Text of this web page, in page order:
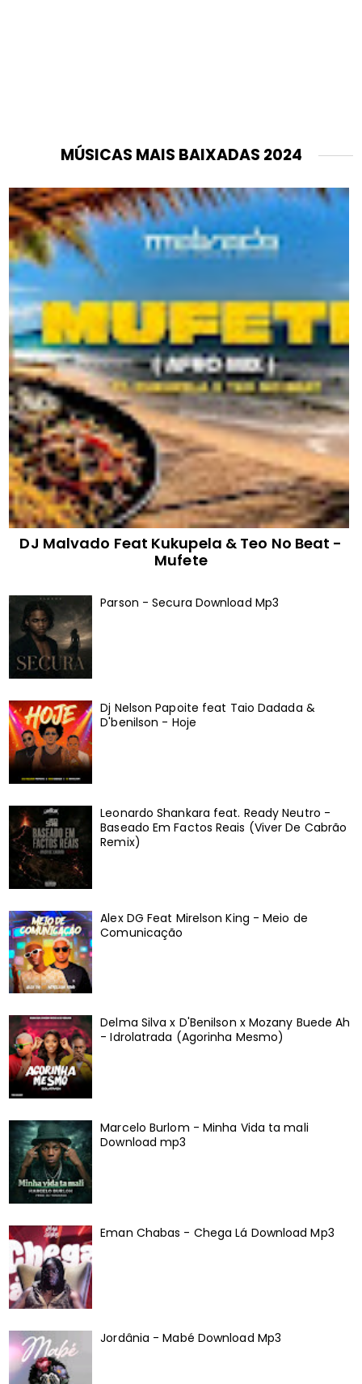
MÚSICAS MAIS BAIXADAS 2024
DJ Malvado Feat Kukupela & Teo No Beat -
Mufete
Parson - Secura Download Mp3
Dj Nelson Papoite feat Taio Dadada &
D'benilson - Hoje
Leonardo Shankara feat. Ready Neutro -
Baseado Em Factos Reais (Viver De Cabrão
Remix)
Alex DG Feat Mirelson King - Meio de
Comunicação
Delma Silva x D'Benilson x Mozany Buede Ah
- Idrolatrada (Agorinha Mesmo)
Marcelo Burlom - Minha Vida ta mali
Download mp3
Eman Chabas - Chega Lá Download Mp3
Jordânia - Mabé Download Mp3